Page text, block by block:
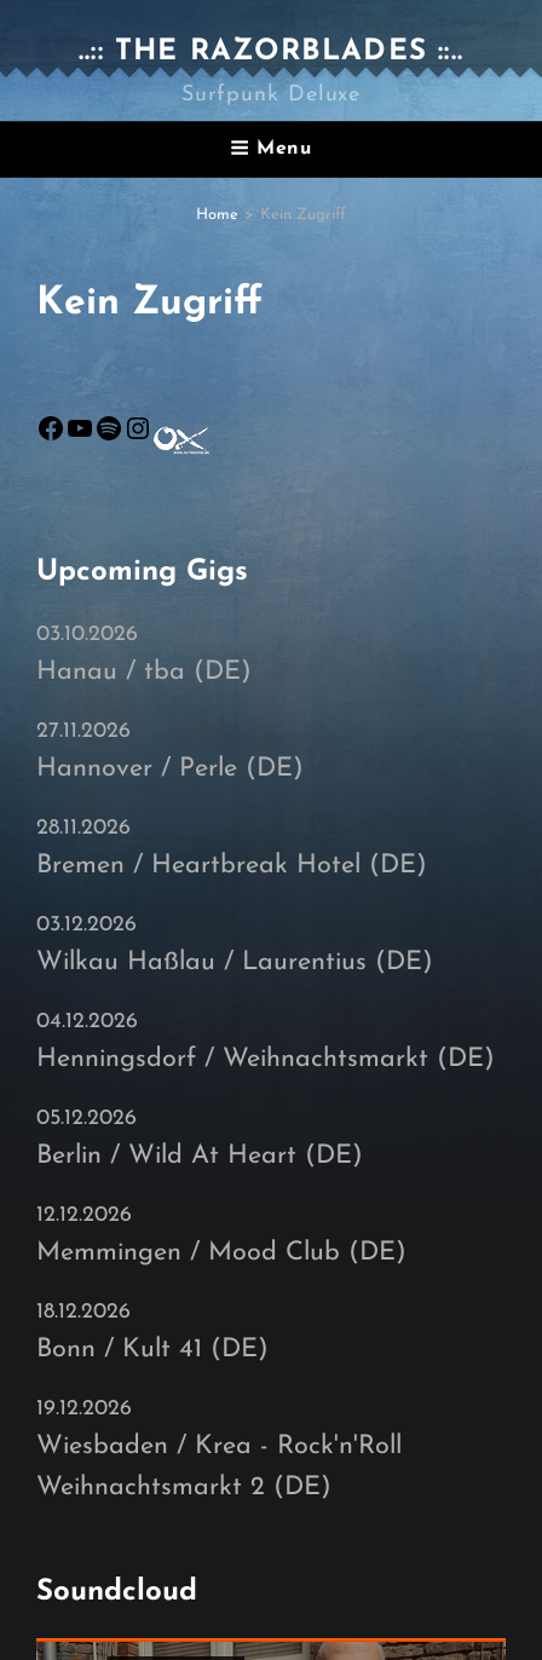
..:: THE RAZORBLADES ::..
Surfpunk Deluxe
Menu
Home > Kein Zugriff
Kein Zugriff
Facebook
YouTube
Spotify
Instagram
Upcoming Gigs
03.10.2026
Hanau / tba (DE)
27.11.2026
Hannover / Perle (DE)
28.11.2026
Bremen / Heartbreak Hotel (DE)
03.12.2026
Wilkau Haßlau / Laurentius (DE)
04.12.2026
Henningsdorf / Weihnachtsmarkt (DE)
05.12.2026
Berlin / Wild At Heart (DE)
12.12.2026
Memmingen / Mood Club (DE)
18.12.2026
Bonn / Kult 41 (DE)
19.12.2026
Wiesbaden / Krea - Rock'n'Roll
Weihnachtsmarkt 2 (DE)
Soundcloud